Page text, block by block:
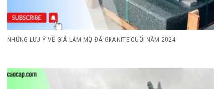
NHỮNG LƯU Ý VỀ GIÁ LÀM MỘ ĐÁ GRANITE CUỐI NĂM 2024